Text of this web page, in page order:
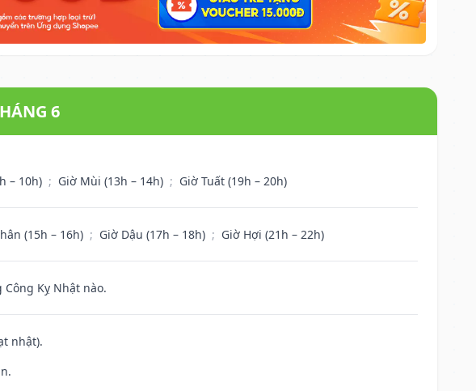
6
– 10h) ; Giờ Mùi (13h – 14h) ; Giờ Tuất (19h – 20h)
(15h – 16h) ; Giờ Dậu (17h – 18h) ; Giờ Hợi (21h – 22h)
Kỵ Nhật nào.
nhật).